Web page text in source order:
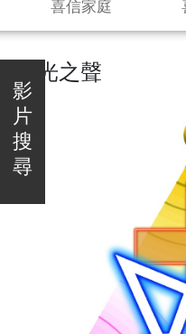
喜信家庭
影
片
搜
尋
真光之聲